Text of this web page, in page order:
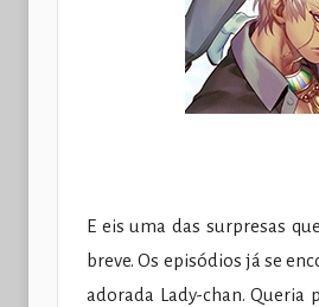
E eis uma das surpresas
breve. Os episódios já se
adorada Lady-chan.